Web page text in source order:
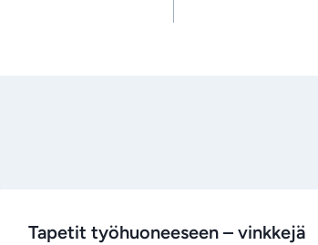
Tapetit työhuoneeseen – vinkkejä